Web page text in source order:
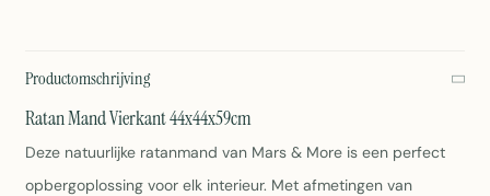
Productomschrijving
Ratan Mand Vierkant 44x44x59cm
Deze natuurlijke ratanmand van Mars & More is een perfect
opbergoplossing voor elk interieur. Met afmetingen van